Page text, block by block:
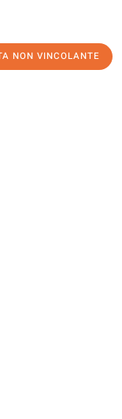
NON VINCOLANTE